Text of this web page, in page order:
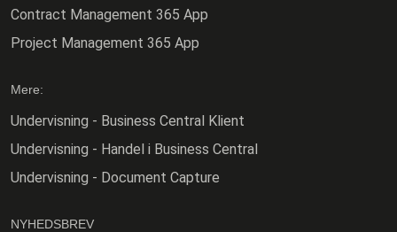
Contract Management 365 App
Project Management 365 App
Mere:
Undervisning - Business Central Klient
Undervisning - Handel i Business Central
Undervisning - Document Capture
NYHEDSBREV